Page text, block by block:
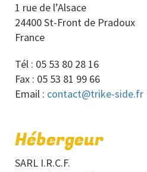
1 rue de l’Alsace
24400 St-Front de Pradoux
France
Tél : 05 53 80 28 16
Fax : 05 53 81 99 66
Email : contact@trike-side.fr
Hébergeur
SARL I.R.C.F.